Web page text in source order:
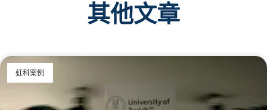
其他文章
虹科案例